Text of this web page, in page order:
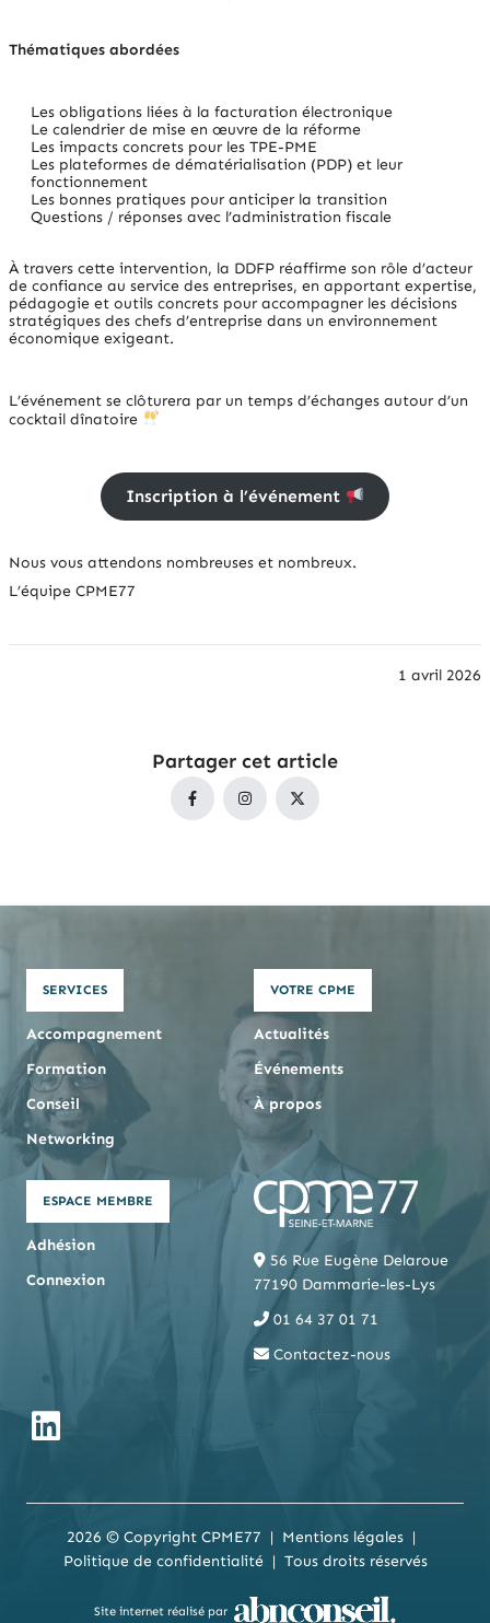
Thématiques abordées
Les obligations liées à la facturation électronique
Le calendrier de mise en œuvre de la réforme
Les impacts concrets pour les TPE-PME
Les plateformes de dématérialisation (PDP) et leur
fonctionnement
Les bonnes pratiques pour anticiper la transition
Questions / réponses avec l’administration fiscale
À travers cette intervention, la DDFP réaffirme son rôle d’acteur
de confiance au service des entreprises, en apportant expertise,
pédagogie et outils concrets pour accompagner les décisions
stratégiques des chefs d’entreprise dans un environnement
économique exigeant.
L’événement se clôturera par un temps d’échanges autour d’un
cocktail dînatoire
Inscription à l’événement
Nous vous attendons nombreuses et nombreux.
L’équipe CPME77
1 avril 2026
Partager cet article
SERVICES
Accompagnement
Formation
Conseil
Networking
VOTRE CPME
Actualités
Événements
À propos
ESPACE MEMBRE
Adhésion
Connexion
56 Rue Eugène Delaroue
77190 Dammarie-les-Lys
01 64 37 01 71
Contactez-nous
2026 © Copyright CPME77
Mentions légales
Politique de confidentialité
Tous droits réservés
Site internet réalisé par